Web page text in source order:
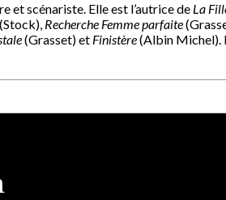
et scénariste. Elle est l’autrice de La
(Stock), Recherche Femme parfaite
(Grasset) et Finistère(Albin Michel).